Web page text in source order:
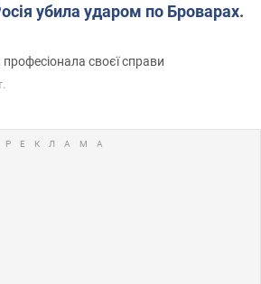
убила ударом по Броварах.
своєї справи